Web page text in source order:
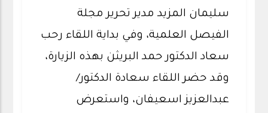
سليمان المزيد مدير تحرير مجلة
الفيصل العلمية، وفي بداية اللقاء رحب
سعاد الدكتور حمد البريثن بهذه الزيارة،
وقد حضر اللقاء سعادة الدكتور/
عبدالعزيز اسعيفان، واستعرض